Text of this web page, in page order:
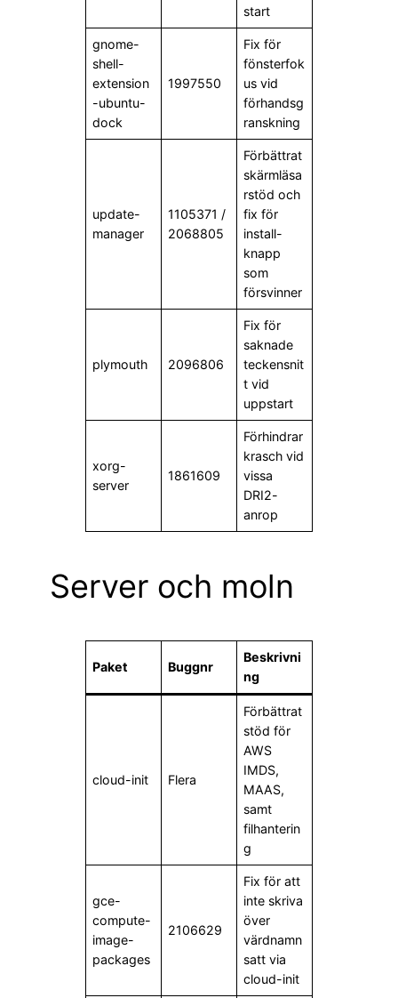
start
gnome-
shell-
extension
-ubuntu-
dock
1997550
Fix för
fönsterfok
us vid
förhandsg
ranskning
update-
manager
1105371 /
2068805
Förbättrat
skärmläsa
rstöd och
fix för
install-
knapp
som
försvinner
plymouth 2096806
Fix för
saknade
teckensnit
t vid
uppstart
xorg-
server
1861609
Förhindrar
krasch vid
vissa
DRI2-
anrop
Server och moln
Paket Buggnr
Beskrivni
ng
cloud-init Flera
Förbättrat
stöd för
AWS
IMDS,
MAAS,
samt
filhanterin
g
gce-
compute-
image-
packages
2106629
Fix för att
inte skriva
över
värdnamn
satt via
cloud-init